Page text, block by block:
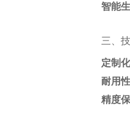
智能
三、
定制
耐用性
精度